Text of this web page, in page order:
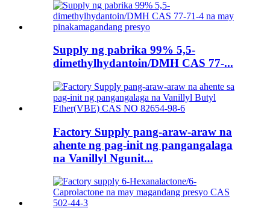
Supply ng pabrika 99% 5,5-
dimethylhydantoin/DMH CAS 77-...
Factory Supply pang-araw-araw na
ahente ng pag-init ng pangangalaga
na Vanillyl Ngunit...